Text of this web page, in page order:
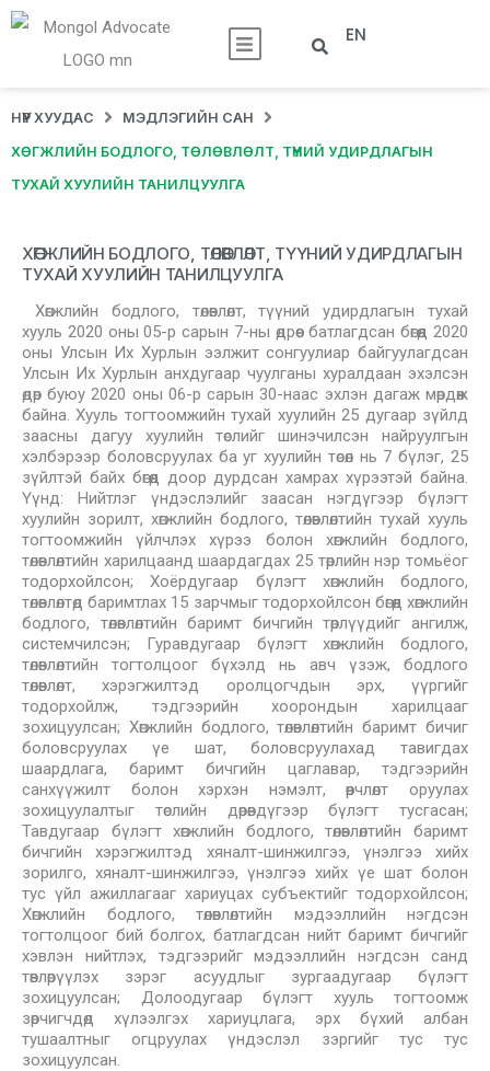
EN
НҮҮР ХУУДАС МЭДЛЭГИЙН САН
ХӨГЖЛИЙН БОДЛОГО, ТӨЛӨВЛӨЛТ, ТҮҮНИЙ УДИРДЛАГЫН
ТУХАЙ ХУУЛИЙН ТАНИЛЦУУЛГА
ХӨГЖЛИЙН БОДЛОГО, ТӨЛӨВЛӨЛТ, ТҮҮНИЙ УДИРДЛАГЫН
ТУХАЙ ХУУЛИЙН ТАНИЛЦУУЛГА
Хөгжлийн бодлого, төлөвлөлт, түүний удирдлагын тухай
хууль 2020 оны 05-р сарын 7-ны өдрөөс батлагдсан бөгөөд 2020
оны Улсын Их Хурлын ээлжит сонгуулиар байгуулагдсан
Улсын Их Хурлын анхдугаар чуулганы хуралдаан эхэлсэн
өдөр буюу 2020 оны 06-р сарын 30-наас эхлэн дагаж мөрдөж
байна. Хууль тогтоомжийн тухай хуулийн 25 дугаар зүйлд
заасны дагуу хуулийн төслийг шинэчилсэн найруулгын
хэлбэрээр боловсруулах ба уг хуулийн төсөл нь 7 бүлэг, 25
зүйлтэй байх бөгөөд доор дурдсан хамрах хүрээтэй байна.
Үүнд: Нийтлэг үндэслэлийг заасан нэгдүгээр бүлэгт
хуулийн зорилт, хөгжлийн бодлого, төлөвлөлтийн тухай хууль
тогтоомжийн үйлчлэх хүрээ болон хөгжлийн бодлого,
төлөвлөлтийн харилцаанд шаардагдах 25 төрлийн нэр томьёог
тодорхойлсон; Хоёрдугаар бүлэгт хөгжлийн бодлого,
төлөвлөлтөд баримтлах 15 зарчмыг тодорхойлсон бөгөөд хөгжлийн
бодлого, төлөвлөлтийн баримт бичгийн төрлүүдийг ангилж,
системчилсэн; Гуравдугаар бүлэгт хөгжлийн бодлого,
төлөвлөлтийн тогтолцоог бүхэлд нь авч үзэж, бодлого
төлөвлөлт, хэрэгжилтэд оролцогчдын эрх, үүргийг
тодорхойлж, тэдгээрийн хоорондын харилцааг
зохицуулсан; Хөгжлийн бодлого, төлөвлөлтийн баримт бичиг
боловсруулах үе шат, боловсруулахад тавигдах
шаардлага, баримт бичгийн цаглавар, тэдгээрийн
санхүүжилт болон хэрхэн нэмэлт, өөрчлөлт оруулах
зохицуулалтыг төслийн дөрөвдүгээр бүлэгт тусгасан;
Тавдугаар бүлэгт хөгжлийн бодлого, төлөвлөлтийн баримт
бичгийн хэрэгжилтэд хяналт-шинжилгээ, үнэлгээ хийх
зорилго, хяналт-шинжилгээ, үнэлгээ хийх үе шат болон
тус үйл ажиллагааг хариуцах субъектийг тодорхойлсон;
Хөгжлийн бодлого, төлөвлөлтийн мэдээллийн нэгдсэн
тогтолцоог бий болгох, батлагдсан нийт баримт бичгийг
хэвлэн нийтлэх, тэдгээрийг мэдээллийн нэгдсэн санд
төвлөрүүлэх зэрэг асуудлыг зургаадугаар бүлэгт
зохицуулсан; Долоодугаар бүлэгт хууль тогтоомж
зөрчигчдөд хүлээлгэх хариуцлага, эрх бүхий албан
тушаалтныг огцруулах үндэслэл зэргийг тус тус
зохицуулсан.